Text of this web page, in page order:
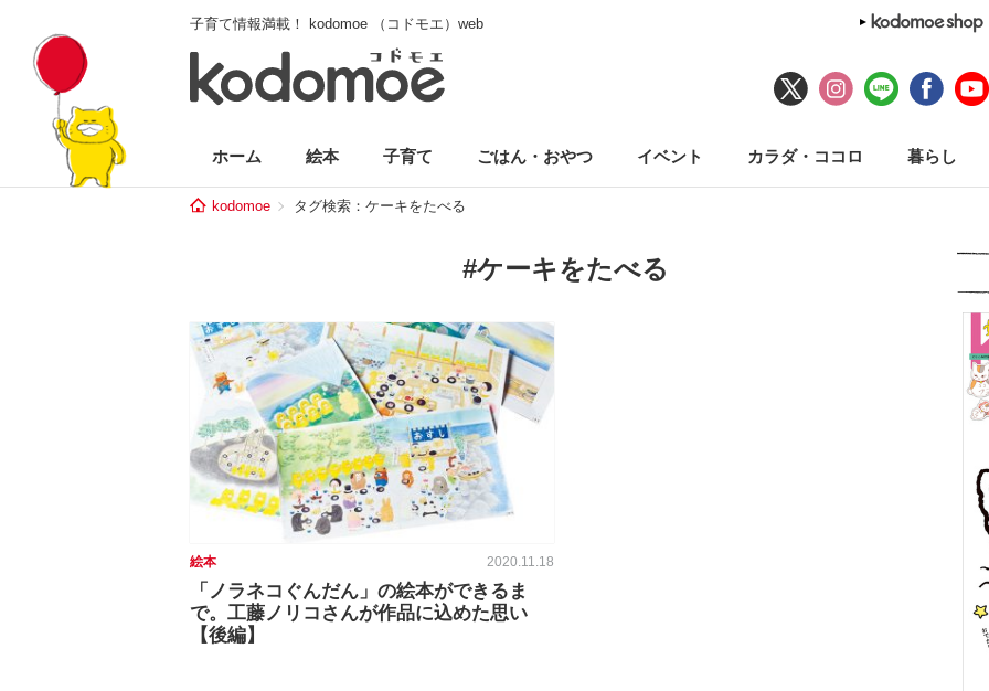
子育て情報満載！ kodomoe （コドモエ）web
ホーム 絵本 子育て ごはん・おやつ イベント カラダ・ココロ 暮らし
kodomoe タグ検索：ケーキをたべる
#ケーキをたべる
絵本 2020.11.18
「ノラネコぐんだん」の絵本ができるま
で。工藤ノリコさんが作品に込めた思い
【後編】